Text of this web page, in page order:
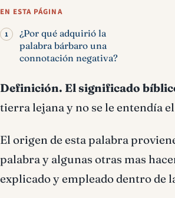
EN ESTA PÁGINA
¿Por qué adquirió la
palabra bárbaro una
connotación negativa?
Definición. Elsignificado
tierra lejana y no se le entendía
El origen de esta palabra
palabra y algunas otras mas
explicado y empleado dentro de